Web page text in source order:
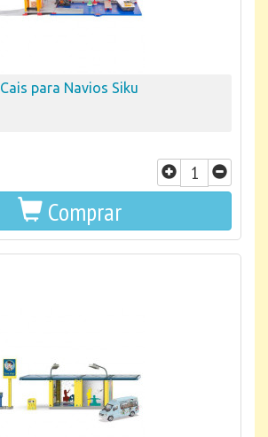
Cais para Navios Siku
Comprar